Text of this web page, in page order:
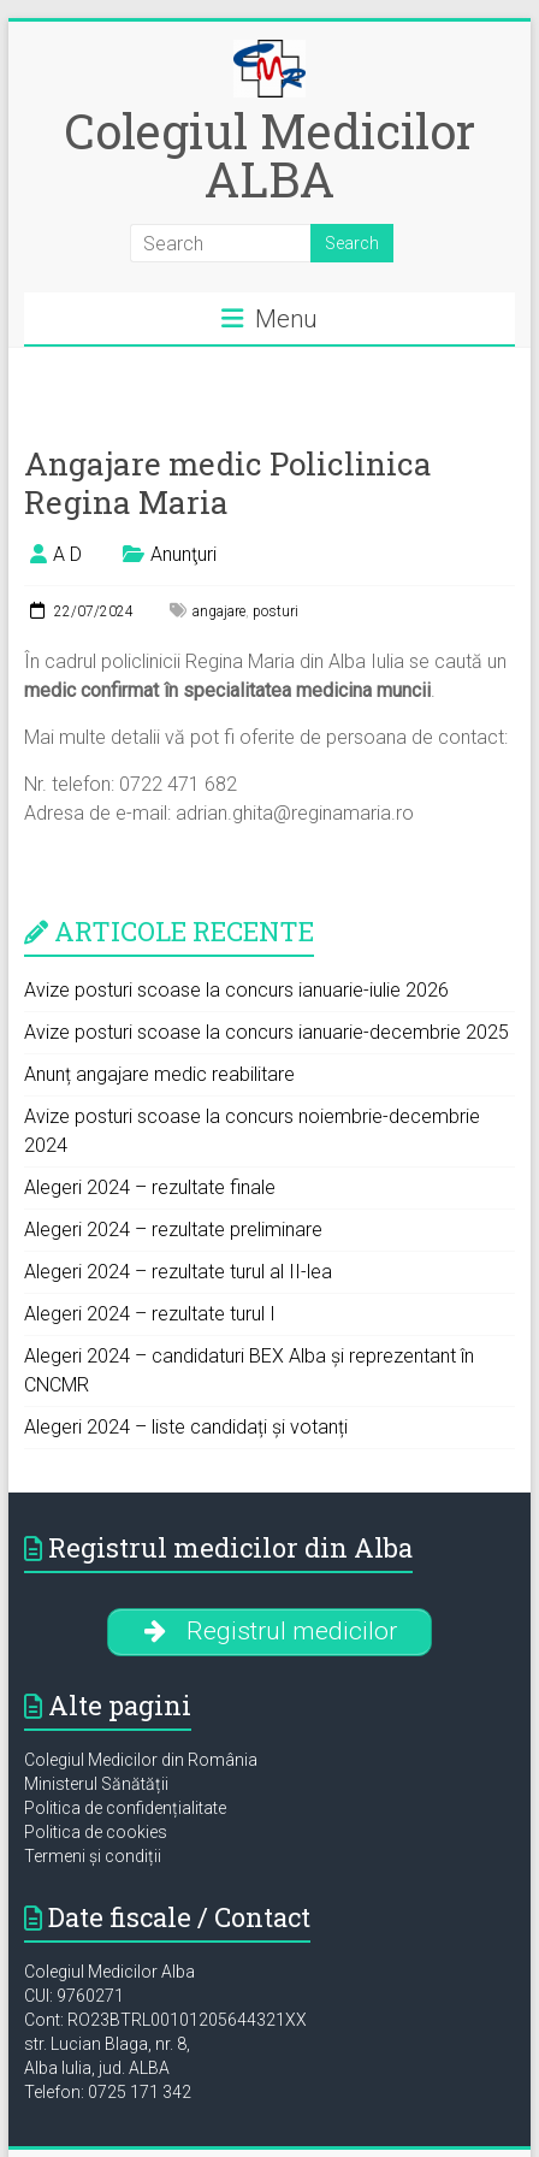
Colegiul Medicilor
ALBA
Menu
Angajare medic Policlinica
Regina Maria
A D Anunţuri
22/07/2024 angajare, posturi
În cadrul policlinicii Regina Maria din Alba Iulia se caută un
medic confirmat în specialitatea medicina muncii.
Mai multe detalii vă pot fi oferite de persoana de contact:
Nr. telefon: 0722 471 682
Adresa de e-mail: adrian.ghita@reginamaria.ro
ARTICOLE RECENTE
Avize posturi scoase la concurs ianuarie-iulie 2026
Avize posturi scoase la concurs ianuarie-decembrie 2025
Anunț angajare medic reabilitare
Avize posturi scoase la concurs noiembrie-decembrie
2024
Alegeri 2024 – rezultate finale
Alegeri 2024 – rezultate preliminare
Alegeri 2024 – rezultate turul al II-lea
Alegeri 2024 – rezultate turul I
Alegeri 2024 – candidaturi BEX Alba și reprezentant în
CNCMR
Alegeri 2024 – liste candidați și votanți
Registrul medicilor din Alba
Registrul medicilor
Alte pagini
Colegiul Medicilor din România
Ministerul Sănătății
Politica de confidențialitate
Politica de cookies
Termeni și condiții
Date fiscale / Contact
Colegiul Medicilor Alba
CUI: 9760271
Cont: RO23BTRL00101205644321XX
str. Lucian Blaga, nr. 8,
Alba Iulia, jud. ALBA
Telefon: 0725 171 342